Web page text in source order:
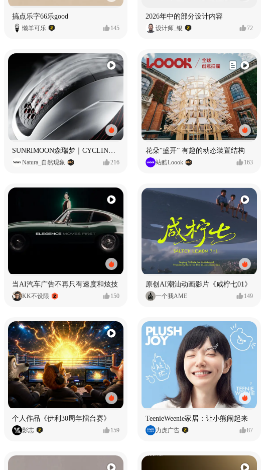
搞点乐字66乐good
懒羊可乐 145
2026年中的部分设计内容
设计师_银 72
Natura_自然现象 216
花朵“盛开” 有趣的动态装置结构
站酷Loook 163
当AI汽车广告不再只有速度和炫技
KK不设限 150
原创AI潮汕动画影片《咸柠七01》
一个我AME 149
个人作品《伊利30周年擂台赛》
影志 159
TeenieWeenie家居：让小熊闹起来
力虎广告 87